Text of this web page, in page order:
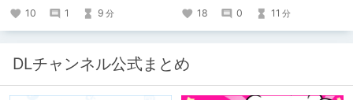
Ｌ
https://www.pixiv.net/users/341489
73/novels?p=1
10
1 9 分
ですけど記念は記念。 皆様への感謝
を伝えたり、これまでの投稿を振り返
ります。
18
0 11 分
DLチャンネル公式まとめ